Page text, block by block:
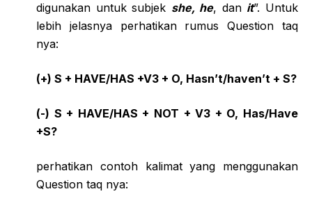
digunakan untuk subjek she, he, dan it”. Untuk
lebih jelasnya perhatikan rumus Question taq
nya:
(+) S + HAVE/HAS +V3 + O, Hasn’t/haven’t + S?
(-) S + HAVE/HAS + NOT + V3 + O, Has/Have
+S?
perhatikan contoh kalimat yang menggunakan
Question taq nya: